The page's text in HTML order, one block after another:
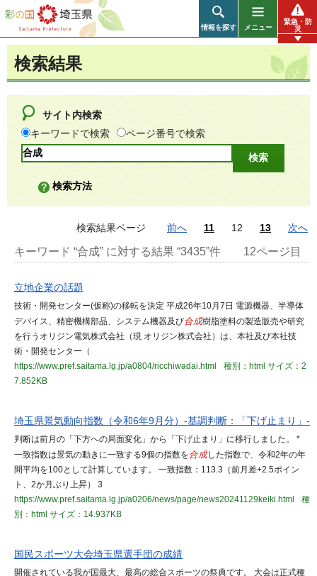
彩の国 埼玉県
情報を探す メニュー
緊急・防
災
検索結果
サイト内検索
キーワードで検索
ページ番号で検索
検索方法
検索結果ページ 前へ 11 12 13 次へ
キーワード “合成” に対する結果 “3435”件 12ページ目
立地企業の話題
技術・開発センター(仮称)の移転を決定 平成26年10月7日 電源機器、半導体
デバイス、精密機構部品、システム機器及び合成樹脂塗料の製造販売や研究
を行うオリジン電気株式会社（現 オリジン株式会社）は、本社及び本社技
術・開発センター（
https://www.pref.saitama.lg.jp/a0804/ricchiwadai.html
種別：html サイズ：2
7.852KB
埼玉県景気動向指数（令和6年9月分）-基調判断：「下げ止まり」-
判断は前月の「下方への局面変化」から「下げ止まり」に移行しました。 *
一致指数は景気の動きに一致する9個の指数を合成した指数で、令和2年の年
間平均を100として計算しています。 一致指数：113.3（前月差+2.5ポイン
ト、2か月ぶり上昇） 3
https://www.pref.saitama.lg.jp/a0206/news/page/news20241129keiki.html
種
別：html サイズ：14.937KB
国民スポーツ大会埼玉県選手団の成績
開催されている我が国最大、最高の総合スポーツの祭典です。 大会は正式種